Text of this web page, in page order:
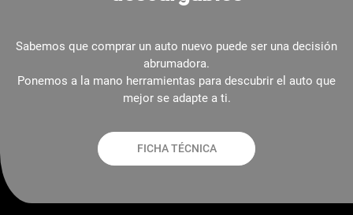
Sabemos que comprar un auto nuevo puede ser una decisión
abrumadora.
Ponemos a la mano herramientas para descubrir el auto que
mejor se adapte a ti.
FICHA TÉCNICA